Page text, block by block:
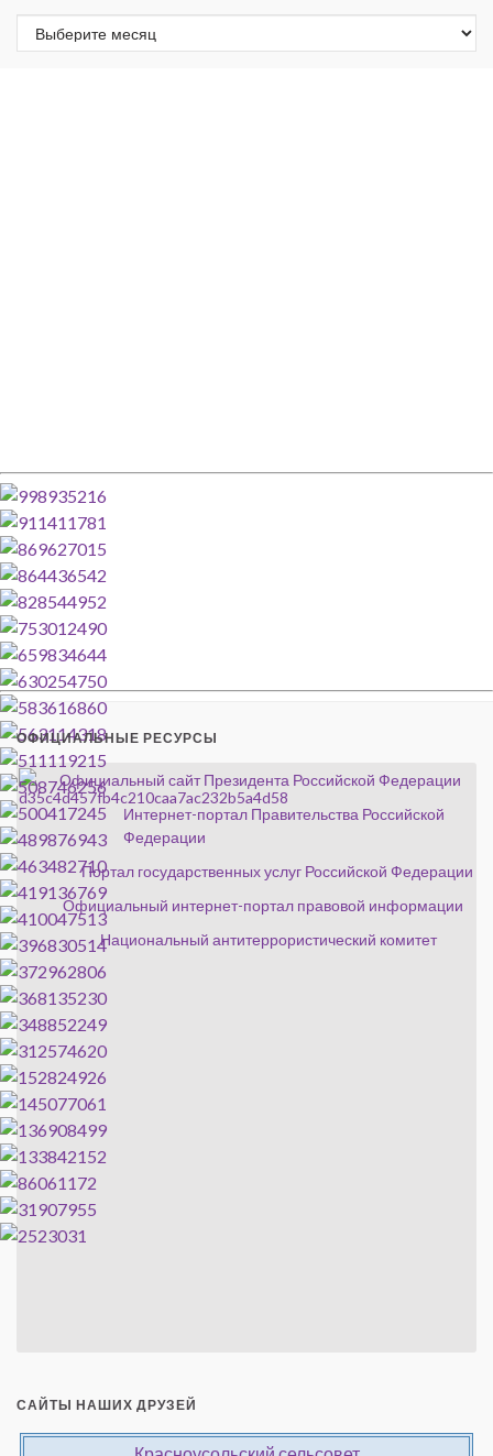
Архивы
ОФИЦИАЛЬНЫЕ РЕСУРСЫ
Официальный сайт Президента Российской Федерации
Интернет-портал Правительства Российской
Федерации
Портал государственных услуг Российской Федерации
Официальный интернет-портал правовой информации
Национальный антитеррористический комитет
САЙТЫ НАШИХ ДРУЗЕЙ